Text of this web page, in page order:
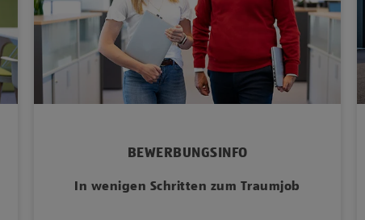
BEWERBUNGSINFO
In wenigen Schritten zum Traumjob